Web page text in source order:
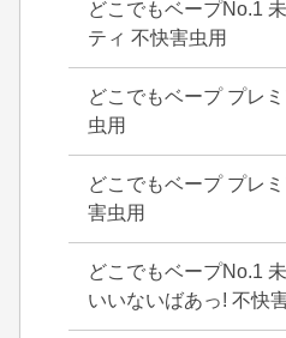
どこでもベープNo.1
ティ 不快害虫用
どこでもベープ プレ
虫用
どこでもベープ プレ
害虫用
どこでもベープNo.1
いいないばあっ! 不快